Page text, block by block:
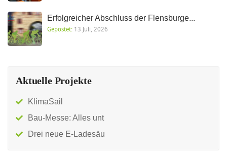
Erfolgreicher Abschluss der Flensburge...
Gepostet: 13 Juli, 2026
Aktuelle Projekte
KlimaSail
Bau-Messe: Alles unt
Drei neue E-Ladesäu